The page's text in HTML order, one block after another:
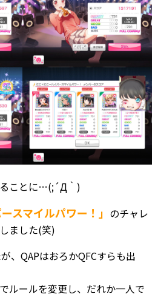
ことに…(;´Д｀)
スマイルパワー！」 のチャレ
ました(笑)
、QAPはおろかQFCすらも出
ルールを変更し、だれか一人で